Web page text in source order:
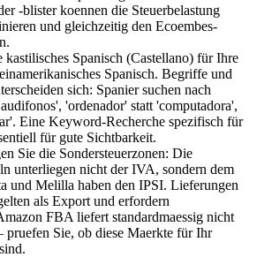
-blister koennen die Steuerbelastung
und gleichzeitig den Ecoembes-
kastilisches Spanisch (Castellano) für Ihre
Spanisch. Begriffe und
sich: Spanier suchen nach
'ordenador' statt 'computadora',
Eine Keyword-Recherche spezifisch für
für gute Sichtbarkeit.
Sie die Sondersteuerzonen: Die
unterliegen nicht der IVA, sondern dem
und Melilla haben den IPSI. Lieferungen
als Export und erfordern
FBA liefert standardmaessig nicht
pruefen Sie, ob diese Maerkte für Ihr